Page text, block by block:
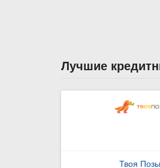
Лучшие
Твоя